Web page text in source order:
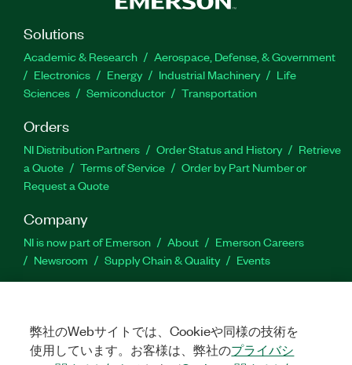
Solutions
Academic & Research
Aerospace, Defense, & Government
Electronics
Energy Industrial Machinery
Life
Sciences
Semiconductor Transportation
Orders
NI Distribution Partners Order Status and History
Retrieve
a Quote
Terms of Service
Order by Part Number or
Request a Quote
Company
NI is now part of Emerson About
Emerson Careers
Newsroom
Supply Chain & Quality Events
Activate a Product
Submit a Service Request
Site
Feedback
弊社のWebサイトでは、Cookieや同様の技術を
使用しています。お客様は、弊社のプライバシ